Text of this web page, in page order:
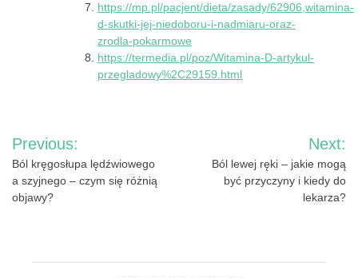
https://mp.pl/pacjent/dieta/zasady/62906,witamina-
d-skutki-jej-niedoboru-i-nadmiaru-oraz-
zrodla-pokarmowe
https://termedia.pl/poz/Witamina-D-artykul-
przegladowy%2C29159.html
Nawigacja
wpisu
Previous:
Ból kręgosłupa lędźwiowego
a szyjnego – czym się różnią
objawy?
Next:
Ból lewej ręki – jakie mogą
być przyczyny i kiedy do
lekarza?